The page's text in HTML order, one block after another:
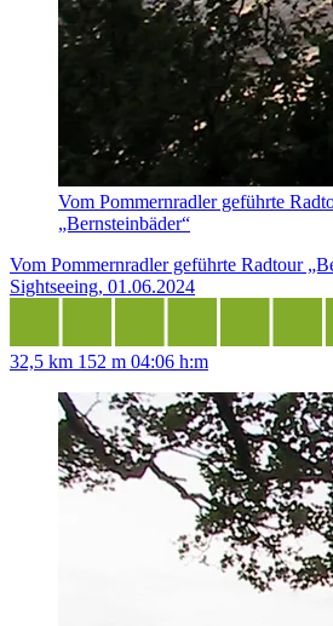
Vom Pommernradler geführte
„Bernsteinbäder“
Vom Pommernradler geführte Radtour
Sightseeing, 01.06.2024
32,5 km 152 m 04:06 h:m